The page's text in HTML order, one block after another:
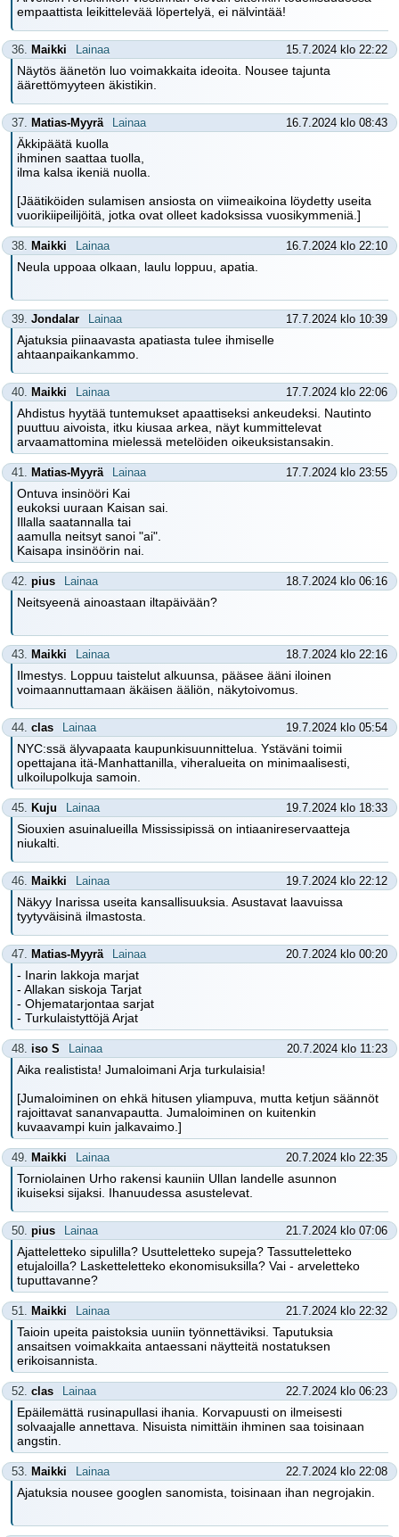
empaattista leikittelevää löpertelyä, ei nälvintää!
36. Maikki Lainaa 15.7.2024 klo 22:22
Näytös äänetön luo voimakkaita ideoita. Nousee tajunta
äärettömyyteen äkistikin.
37. Matias-Myyrä Lainaa 16.7.2024 klo 08:43
Äkkipäätä kuolla
ihminen saattaa tuolla,
ilma kalsa ikeniä nuolla.
[Jäätiköiden sulamisen ansiosta on viimeaikoina löydetty useita
vuorikiipeilijöitä, jotka ovat olleet kadoksissa vuosikymmeniä.]
38. Maikki Lainaa 16.7.2024 klo 22:10
Neula uppoaa olkaan, laulu loppuu, apatia.
39. Jondalar Lainaa 17.7.2024 klo 10:39
Ajatuksia piinaavasta apatiasta tulee ihmiselle
ahtaanpaikankammo.
40. Maikki Lainaa 17.7.2024 klo 22:06
Ahdistus hyytää tuntemukset apaattiseksi ankeudeksi. Nautinto
puuttuu aivoista, itku kiusaa arkea, näyt kummittelevat
arvaamattomina mielessä metelöiden oikeuksistansakin.
41. Matias-Myyrä Lainaa 17.7.2024 klo 23:55
Ontuva insinööri Kai
eukoksi uuraan Kaisan sai.
Illalla saatannalla tai
aamulla neitsyt sanoi "ai".
Kaisapa insinöörin nai.
42. pius Lainaa 18.7.2024 klo 06:16
Neitsyeenä ainoastaan iltapäivään?
43. Maikki Lainaa 18.7.2024 klo 22:16
Ilmestys. Loppuu taistelut alkuunsa, pääsee ääni iloinen
voimaannuttamaan äkäisen ääliön, näkytoivomus.
44. clas Lainaa 19.7.2024 klo 05:54
NYC:ssä älyvapaata kaupunkisuunnittelua. Ystäväni toimii
opettajana itä-Manhattanilla, viheralueita on minimaalisesti,
ulkoilupolkuja samoin.
45. Kuju Lainaa 19.7.2024 klo 18:33
Siouxien asuinalueilla Mississipissä on intiaanireservaatteja
niukalti.
46. Maikki Lainaa 19.7.2024 klo 22:12
Näkyy Inarissa useita kansallisuuksia. Asustavat laavuissa
tyytyväisinä ilmastosta.
47. Matias-Myyrä Lainaa 20.7.2024 klo 00:20
- Inarin lakkoja marjat
- Allakan siskoja Tarjat
- Ohjematarjontaa sarjat
- Turkulaistyttöjä Arjat
48. iso S Lainaa 20.7.2024 klo 11:23
Aika realistista! Jumaloimani Arja turkulaisia!
[Jumaloiminen on ehkä hitusen yliampuva, mutta ketjun säännöt
rajoittavat sananvapautta. Jumaloiminen on kuitenkin
kuvaavampi kuin jalkavaimo.]
49. Maikki Lainaa 20.7.2024 klo 22:35
Torniolainen Urho rakensi kauniin Ullan landelle asunnon
ikuiseksi sijaksi. Ihanuudessa asustelevat.
50. pius Lainaa 21.7.2024 klo 07:06
Ajatteletteko sipulilla? Usutteletteko supeja? Tassutteletteko
etujaloilla? Lasketteletteko ekonomisuksilla? Vai - arveletteko
tuputtavanne?
51. Maikki Lainaa 21.7.2024 klo 22:32
Taioin upeita paistoksia uuniin työnnettäviksi. Taputuksia
ansaitsen voimakkaita antaessani näytteitä nostatuksen
erikoisannista.
52. clas Lainaa 22.7.2024 klo 06:23
Epäilemättä rusinapullasi ihania. Korvapuusti on ilmeisesti
solvaajalle annettava. Nisuista nimittäin ihminen saa toisinaan
angstin.
53. Maikki Lainaa 22.7.2024 klo 22:08
Ajatuksia nousee googlen sanomista, toisinaan ihan negrojakin.